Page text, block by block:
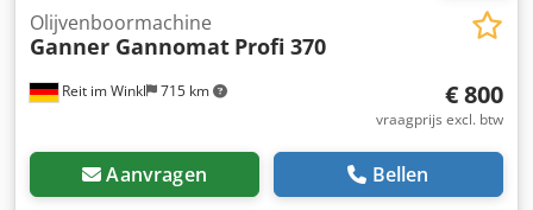
Reit im Winkl 715 km
Olijvenboormachine
Ganner Gannomat Profi 370
€ 800
vraagprijs excl. btw
Aanvragen Bellen